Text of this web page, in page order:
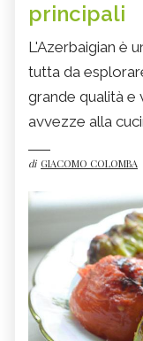
principali
L'Azerbaigian è
tutta da
grande qualità e
avvezze alla
di GIACOMO COLOMBA